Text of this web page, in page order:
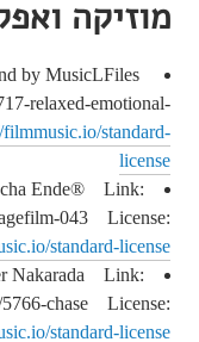
מוזיקה
by MusicLFiles
relaxed-emotional-
standard-
license
Ende® Link:
043 License:
standard-license
Nakarada Link:
chase License:
standard-license